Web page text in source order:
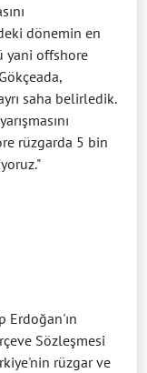
dönemin en
yani offshore
saha belirledik.
rüzgarda 5 bin
Erdoğan'ın
Sözleşmesi
rüzgar ve